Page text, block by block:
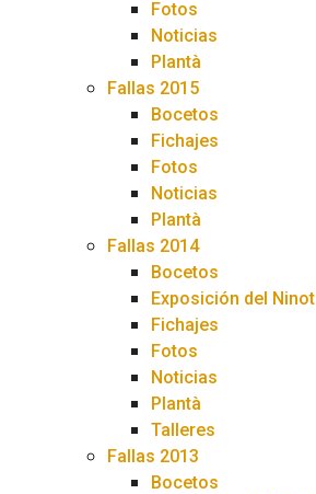
Fotos
Noticias
Plantà
Fallas 2015
Bocetos
Fichajes
Fotos
Noticias
Plantà
Fallas 2014
Bocetos
Exposición del Ninot
Fichajes
Fotos
Noticias
Plantà
Talleres
Fallas 2013
Bocetos